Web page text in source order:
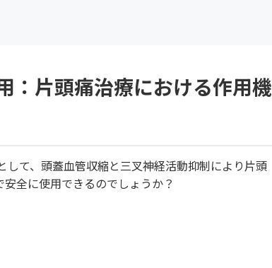
：片頭痛治療における作用機
て、頭蓋血管収縮と三叉神経活動抑制により片頭
全に使用できるのでしょうか？